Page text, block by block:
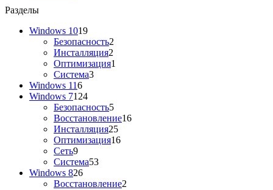
Разделы
Windows 1019
Безопасность2
Инсталляция2
Оптимизация1
Система3
Windows 116
Windows 7124
Безопасность5
Восстановление16
Инсталляция25
Оптимизация16
Сеть9
Система53
Windows 826
Восстановление2